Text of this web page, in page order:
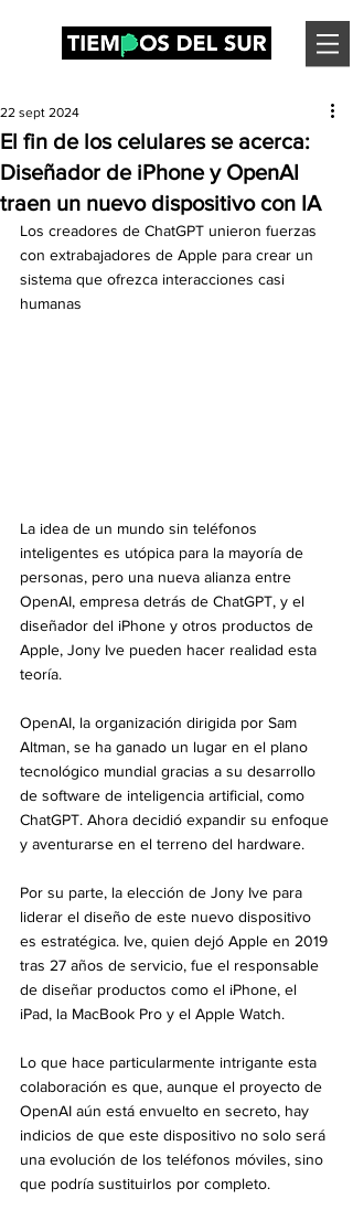
El fin de los celulares se acerca:
Diseñador de iPhone y OpenAI
traen un nuevo dispositivo con IA
22 sept 2024
Los creadores de ChatGPT unieron fuerzas
con extrabajadores de Apple para crear un
sistema que ofrezca interacciones casi
humanas
La idea de un mundo sin teléfonos
inteligentes es utópica para la mayoría de
personas, pero una nueva alianza entre
OpenAI, empresa detrás de ChatGPT, y el
diseñador del iPhone y otros productos de
Apple, Jony Ive pueden hacer realidad esta
teoría.
OpenAI, la organización dirigida por Sam
Altman, se ha ganado un lugar en el plano
tecnológico mundial gracias a su desarrollo
de software de inteligencia artificial, como
ChatGPT. Ahora decidió expandir su enfoque
y aventurarse en el terreno del hardware.
Por su parte, la elección de Jony Ive para
liderar el diseño de este nuevo dispositivo
es estratégica. Ive, quien dejó Apple en 2019
tras 27 años de servicio, fue el responsable
de diseñar productos como el iPhone, el
iPad, la MacBook Pro y el Apple Watch.
Lo que hace particularmente intrigante esta
colaboración es que, aunque el proyecto de
OpenAI aún está envuelto en secreto, hay
indicios de que este dispositivo no solo será
una evolución de los teléfonos móviles, sino
que podría sustituirlos por completo.